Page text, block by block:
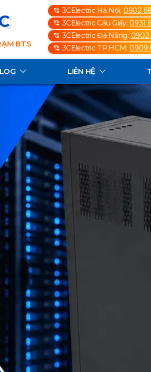
BTS
3CElectric Hà Nội: 0902
3CElectric Cầu Giấy:0931
3CElectric Đà Nẵng: 0902
3CElectric TP.HCM: 0909
LIÊN HỆ